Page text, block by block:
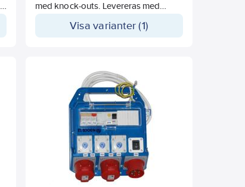
med knock-outs. Levereras med
Kabelinföringsmöjligheter från både
Visa varianter (1)